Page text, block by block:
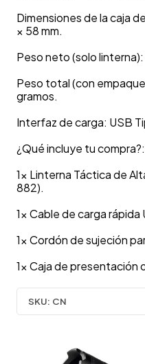
Dimensiones de la caja
× 58 mm.
Peso neto (solo linterna):
Peso total (con
gramos.
Interfaz de carga: USB
¿Qué incluye tu compra?:
1x Linterna Táctica de
882).
1x Cable de carga rápida
1x Cordón de sujeción
1x Caja de presentación
SKU: CN